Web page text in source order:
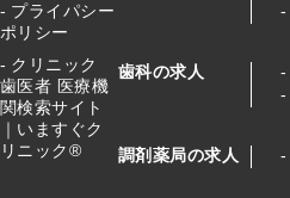
プライパシー
ポリシー
クリニック
歯医者 医療機
関検索サイト
｜いますぐク
リニック®
歯科の求人
調剤薬局の求人